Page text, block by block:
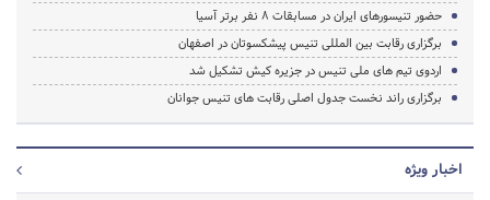
حضور تنیسورهای ایران در مسابقات 8 نفر برتر آسیا
برگزاری رقابت بین المللی تنیس پیشکسوتان در اصفهان
اردوی تیم های ملی تنیس در جزیره کیش تشکیل شد
برگزاری راند نخست جدول اصلی رقابت های تنیس جوانان
اخبار ویژه